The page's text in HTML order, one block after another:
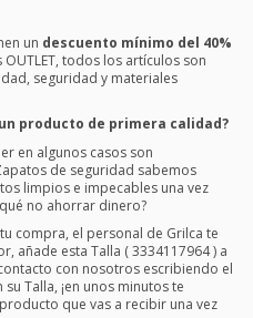
un descuento mínimo del 40%
todos los artículos son
seguridad y materiales
producto de primera calidad?
en algunos casos son
de seguridad sabemos
limpios e impecables una vez
no ahorrar dinero?
compra, el personal de Grilca te
añade esta Talla ( 3334117964 ) a
con nosotros escribiendo el
Talla, ¡en unos minutos te
que vas a recibir una vez